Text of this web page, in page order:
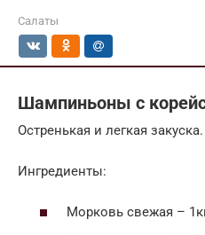
Салаты
Шампиньоны с
Остренькая и легкая закуска.
Ингредиенты:
Морковь свежая –